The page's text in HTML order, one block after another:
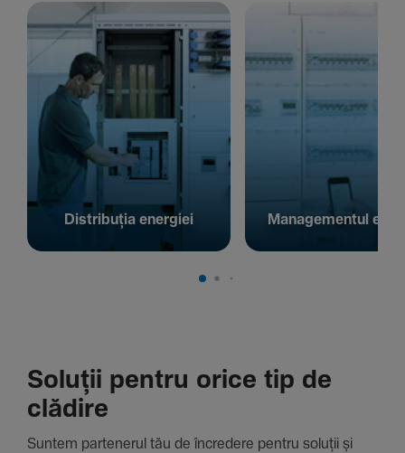
Distribuția energiei Managementul
Soluții pentru orice tip de
clădire
Suntem parte­nerul tău de încre­dere pentru soluții și